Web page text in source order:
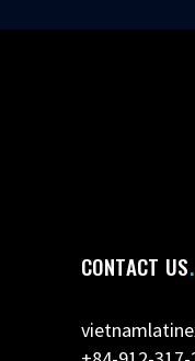
CONTACT US